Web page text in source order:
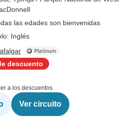
las edades son bienvenidas
Inglés
descuento
a los descuentos
Ver circuito